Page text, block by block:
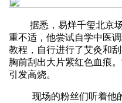
据悉，易烊千玺北京场
重不适，他尝试自学中医
教程，自行进行了艾灸和
胸前刮出大片紫红色血痕
引发高烧。
现场的粉丝们听着他的